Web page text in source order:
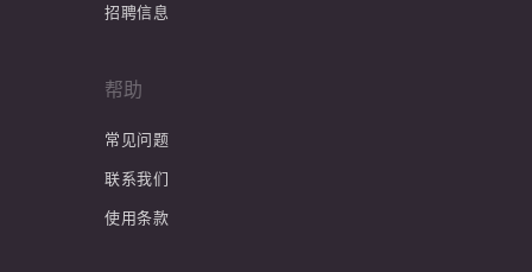
招聘信息
帮助
常见问题
联系我们
使用条款